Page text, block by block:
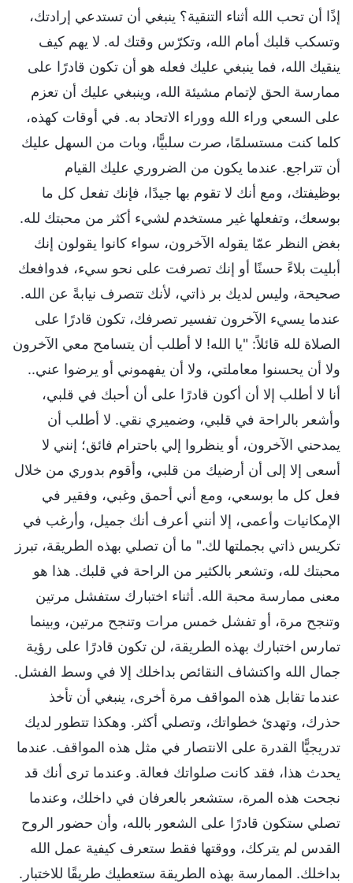
إذًا أن تحب الله أثناء التنقية؟ ينبغي أن تستدعي إرادتك،
وتسكب قلبك أمام الله، وتكرّس وقتك له. لا يهم كيف
ينقيك الله، فما ينبغي عليك فعله هو أن تكون قادرًا على
ممارسة الحق لإتمام مشيئة الله، وينبغي عليك أن تعزم
على السعي وراء الله ووراء الاتحاد به. في أوقات كهذه،
كلما كنت مستسلمًا، صرت سلبيًّا، وبات من السهل عليك
أن تتراجع. عندما يكون من الضروري عليك القيام
بوظيفتك، ومع أنك لا تقوم بها جيدًا، فإنك تفعل كل ما
بوسعك، وتفعلها غير مستخدم لشيء أكثر من محبتك لله.
بغض النظر عمّا يقوله الآخرون، سواء كانوا يقولون إنك
أبليت بلاءً حسنًا أو إنك تصرفت على نحو سيء، فدوافعك
صحيحة، وليس لديك بر ذاتي، لأنك تتصرف نيابةً عن الله.
عندما يسيء الآخرون تفسير تصرفك، تكون قادرًا على
الصلاة لله قائلاً: "يا الله! لا أطلب أن يتسامح معي الآخرون
ولا أن يحسنوا معاملتي، ولا أن يفهموني أو يرضوا عني..
أنا لا أطلب إلا أن أكون قادرًا على أن أحبك في قلبي،
وأشعر بالراحة في قلبي، وضميري نقي. لا أطلب أن
يمدحني الآخرون، أو ينظروا إلي باحترام فائق؛ إنني لا
أسعى إلا إلى أن أرضيك من قلبي، وأقوم بدوري من خلال
فعل كل ما بوسعي، ومع أني أحمق وغبي، وفقير في
الإمكانيات وأعمى، إلا أنني أعرف أنك جميل، وأرغب في
تكريس ذاتي بجملتها لك." ما أن تصلي بهذه الطريقة، تبرز
محبتك لله، وتشعر بالكثير من الراحة في قلبك. هذا هو
معنى ممارسة محبة الله. أثناء اختبارك ستفشل مرتين
وتنجح مرة، أو تفشل خمس مرات وتنجح مرتين، وبينما
تمارس اختبارك بهذه الطريقة، لن تكون قادرًا على رؤية
جمال الله واكتشاف النقائص بداخلك إلا في وسط الفشل.
عندما تقابل هذه المواقف مرة أخرى، ينبغي أن تأخذ
حذرك، وتهدئ خطواتك، وتصلي أكثر. وهكذا تتطور لديك
تدريجيًّا القدرة على الانتصار في مثل هذه المواقف. عندما
يحدث هذا، فقد كانت صلواتك فعالة. وعندما ترى أنك قد
نجحت هذه المرة، ستشعر بالعرفان في داخلك، وعندما
تصلي ستكون قادرًا على الشعور بالله، وأن حضور الروح
القدس لم يتركك، ووقتها فقط ستعرف كيفية عمل الله
بداخلك. الممارسة بهذه الطريقة ستعطيك طريقًا للاختبار.